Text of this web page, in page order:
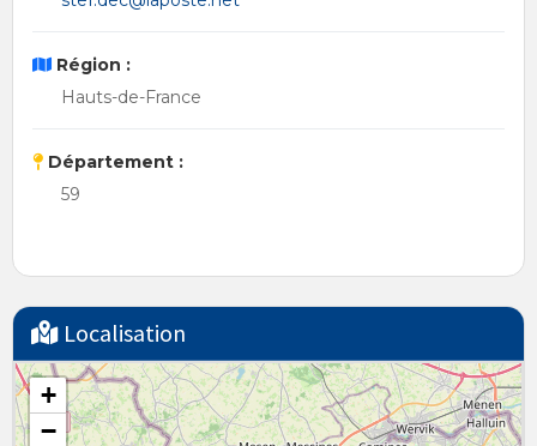
Région :
Hauts-de-France
Département :
59
Localisation
+
−